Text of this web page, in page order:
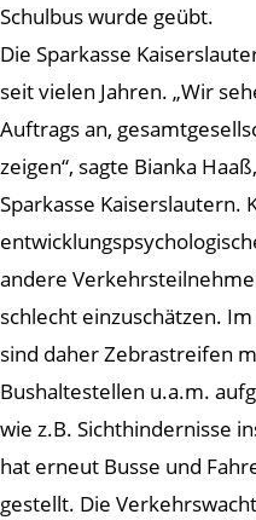
Schulbus wurde geübt.
Die Sparkasse
seit vielen Jahren. „Wir
Auftrags an,
zeigen“, sagte Bianka
Sparkasse Kaiserslautern.
andere
schlecht einzuschätzen.
sind daher Zebrastreifen
Bushaltestellen u.a.m.
wie z.B. Sichthindernisse
hat erneut Busse und
gestellt. Die